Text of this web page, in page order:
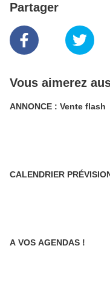
Partager
Vous aimerez
ANNONCE : Vente flash
CALENDRIER
A VOS AGENDAS !